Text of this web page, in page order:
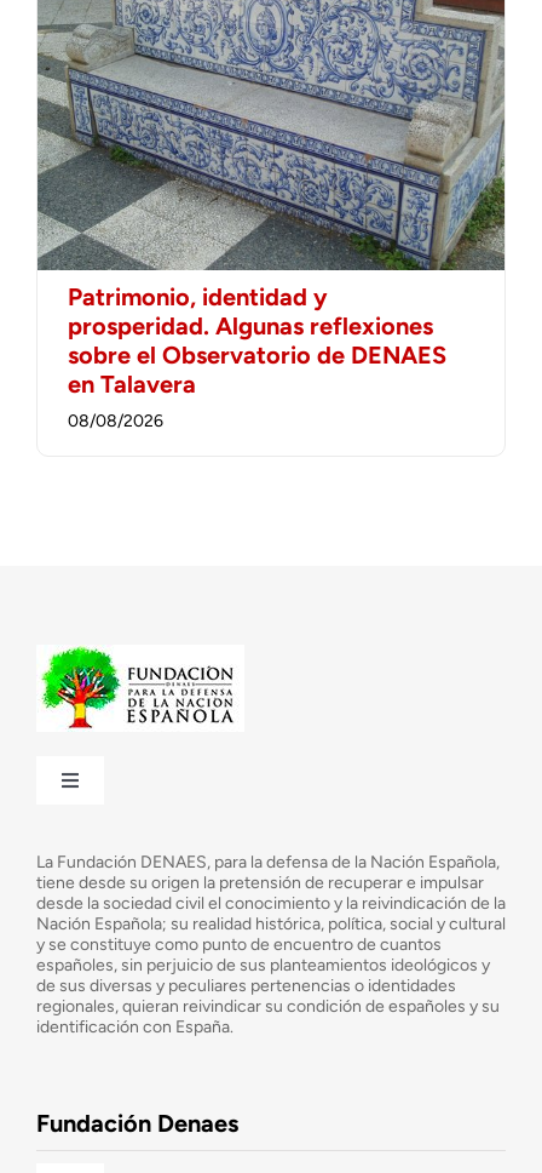
Patrimonio, identidad y
prosperidad. Algunas reflexiones
sobre el Observatorio de DENAES
en Talavera
08/08/2026
Toggle
¿Cuáles son nuestros objetivos?
Consejo Asesor
La Fundación DENAES, para la defensa de la Nación Española,
tiene desde su origen la pretensión de recuperar e impulsar
desde la sociedad civil el conocimiento y la reivindicación de la
Nación Española; su realidad histórica, política, social y cultural
y se constituye como punto de encuentro de cuantos
españoles, sin perjuicio de sus planteamientos ideológicos y
de sus diversas y peculiares pertenencias o identidades
regionales, quieran reivindicar su condición de españoles y su
identificación con España.
Fundación Denaes